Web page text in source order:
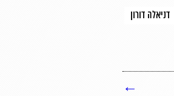
דניאלה דורון
←